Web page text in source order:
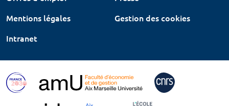
Mentions légales
Gestion des cookies
Intranet